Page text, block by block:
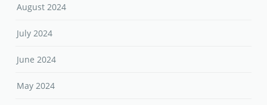
August 2024
July 2024
June 2024
May 2024